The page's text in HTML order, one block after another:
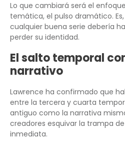
Lo que cambiará será el
temática, el pulso dramático.
cualquier buena serie debería
perder su identidad.
El salto temporal
narrativo
Lawrence ha confirmado que
entre la tercera y cuarta
antiguo como la narrativa
creadores esquivar la trampa
inmediata.